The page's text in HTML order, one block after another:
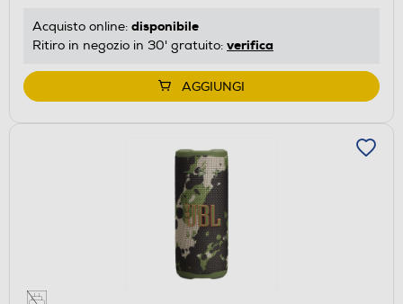
Acquisto online: disponibile
Ritiro in negozio in 30' gratuito: verifica
AGGIUNGI